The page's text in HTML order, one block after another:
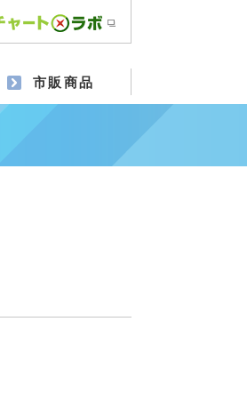
市販商品